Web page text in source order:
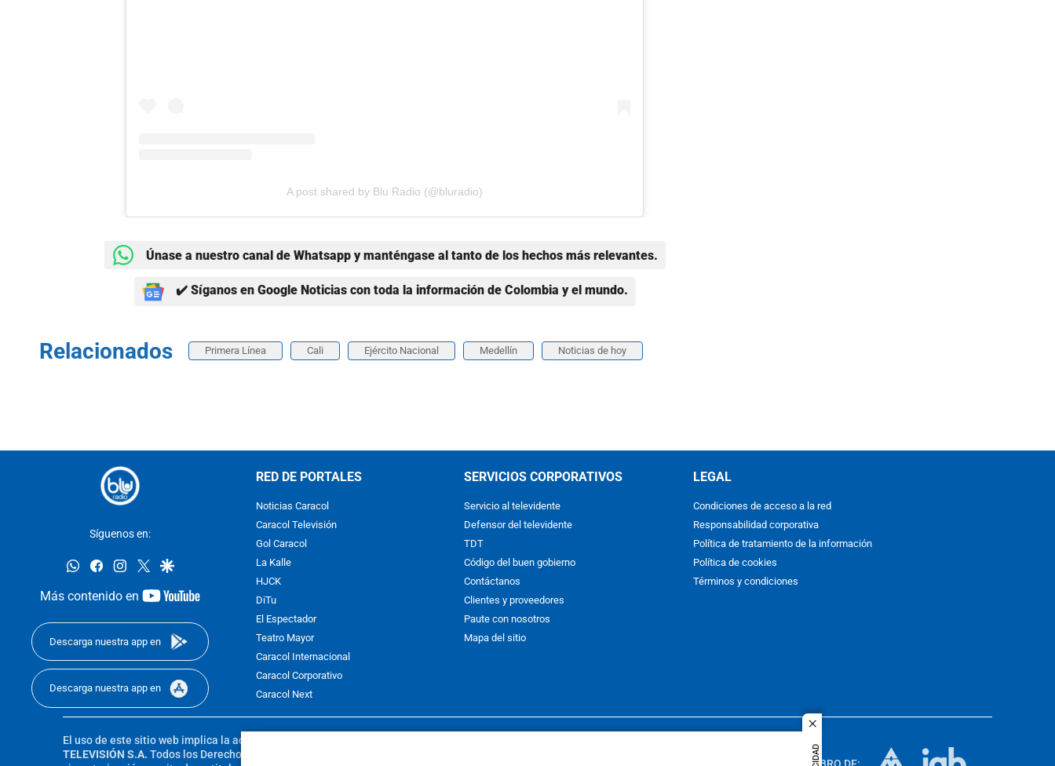
close
A post shared by Blu Radio (@bluradio)
Únase a nuestro canal de Whatsapp y manténgase al tanto de los hechos más relevantes.
✔️ Síganos en Google Noticias con toda la información de Colombia y el mundo.
Relacionados Primera Línea Cali Ejército Nacional Medellín Noticias de hoy
Síguenos en:
whatsappfacebookinstagram
twittergoogle
Más contenido en
youtube-
Descarga nuestra app en
Descarga nuestra app en
RED DE PORTALES
Noticias Caracol
Caracol Televisión
Gol Caracol
La Kalle
HJCK
DiTu
El Espectador
Teatro Mayor
Caracol Internacional
Caracol Corporativo
Caracol Next
SERVICIOS CORPORATIVOS
Servicio al televidente
Defensor del televidente
TDT
Código del buen gobierno
Contáctanos
Clientes y proveedores
Paute con nosotros
Mapa del sitio
LEGAL
Condiciones de acceso a la red
Responsabilidad corporativa
Política de tratamiento de la información
Política de cookies
Términos y condiciones
El uso de este sitio web implica la aceptación de los
TELEVISIÓN S.A. Todos los Derechos Reservados D.R.A. Prohibida su reproducción total o parcial, así como su traducción a cualquier idioma
MIEMBRO DE: